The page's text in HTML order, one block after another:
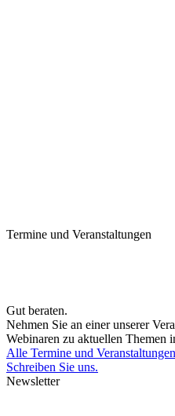
Termine und Veranstaltungen
Gut beraten.
Nehmen Sie an einer unserer
Webinaren zu aktuellen Themen
Alle Termine und
Schreiben Sie uns.
Newsletter